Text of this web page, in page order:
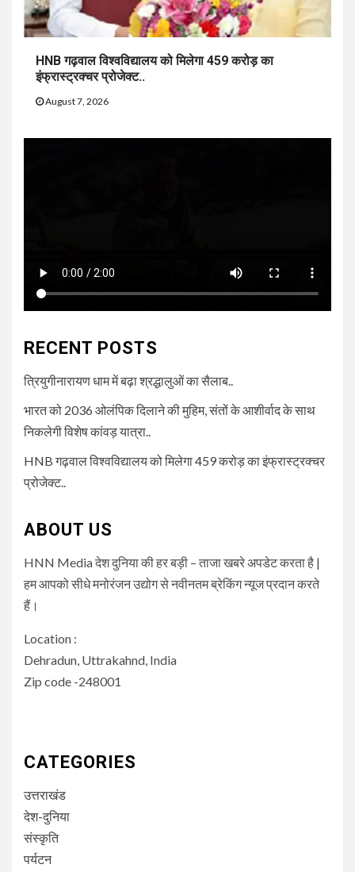
HNB गढ़वाल विश्वविद्यालय को मिलेगा 459 करोड़ का
इंफ्रास्ट्रक्चर प्रोजेक्ट..
August 7, 2026
RECENT POSTS
त्रियुगीनारायण धाम में बढ़ा श्रद्धालुओं का सैलाब..
भारत को 2036 ओलंपिक दिलाने की मुहिम, संतों के आशीर्वाद के साथ
निकलेगी विशेष कांवड़ यात्रा..
HNB गढ़वाल विश्वविद्यालय को मिलेगा 459 करोड़ का इंफ्रास्ट्रक्चर
प्रोजेक्ट..
ABOUT US
HNN Media देश दुनिया की हर बड़ी – ताजा खबरे अपडेट करता है |
हम आपको सीधे मनोरंजन उद्योग से नवीनतम ब्रेकिंग न्यूज प्रदान करते
हैं।
Location :
Dehradun, Uttrakahnd, India
Zip code -248001
CATEGORIES
उत्तराखंड
देश-दुनिया
संस्कृति
पर्यटन